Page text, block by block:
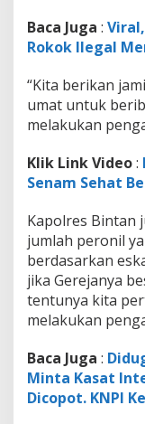
a
n
i
Baca Juga :
Rokok Ilegal
“Kita berikan
umat untuk
melakukan
Klik Link Video:
Senam Sehat
Kapolres Bintan
jumlah peronil
berdasarkan
jika Gerejanya
tentunya kita
melakukan
Baca Juga :
Minta Kasat
Dicopot. KNPI